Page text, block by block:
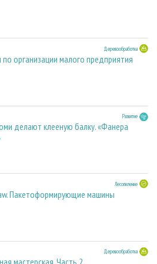
Деревообработка
организации малого предприятия
Развитие
делают клееную балку. «Фанера
Лесопиление
Пакетоформирующие машины
Деревообработка